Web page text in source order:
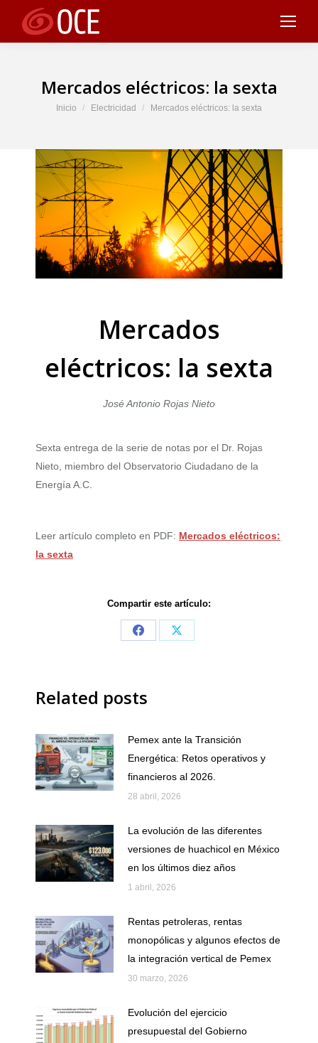
Mercados eléctricos: la sexta
Estás aquí:
Inicio Electricidad Mercados eléctricos: la sexta
Mercados
eléctricos: la sexta
José Antonio Rojas Nieto
Sexta entrega de la serie de notas por el Dr. Rojas
Nieto, miembro del Observatorio Ciudadano de la
Energía A.C.
Leer artículo completo en PDF: Mercados eléctricos:
la sexta
Compartir este artículo:
Share
Share
Related posts
Pemex ante la Transición
Energética: Retos operativos y
financieros al 2026.
28 abril, 2026
La evolución de las diferentes
versiones de huachicol en México
en los últimos diez años
1 abril, 2026
Rentas petroleras, rentas
monopólicas y algunos efectos de
la integración vertical de Pemex
30 marzo, 2026
Evolución del ejercicio
presupuestal del Gobierno